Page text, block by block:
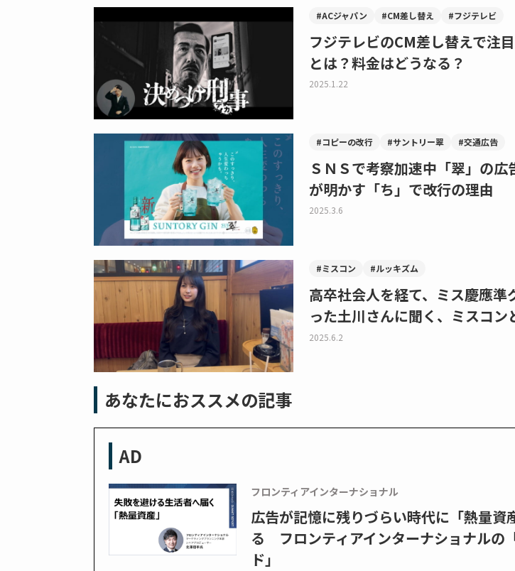
#ACジャパン #CM差し替え #フジテレビ
フジテレビのCM差し替えで注
とは？料金はどうなる？
2025.1.22
#コピーの改行 #サントリー翠 #交通広告
ＳＮＳで考察加速中「翠」の広
が明かす「ち」で改行の理由
2025.3.6
#ミスコン #ルッキズム
高卒社会人を経て、ミス慶應準
った土川さんに聞く、ミスコン
2025.6.2
あなたにおススメの記事
AD
フロンティアインターナショナル
広告が記憶に残りづらい時代に「熱量資
る フロンティアインターナショナルの
ド」